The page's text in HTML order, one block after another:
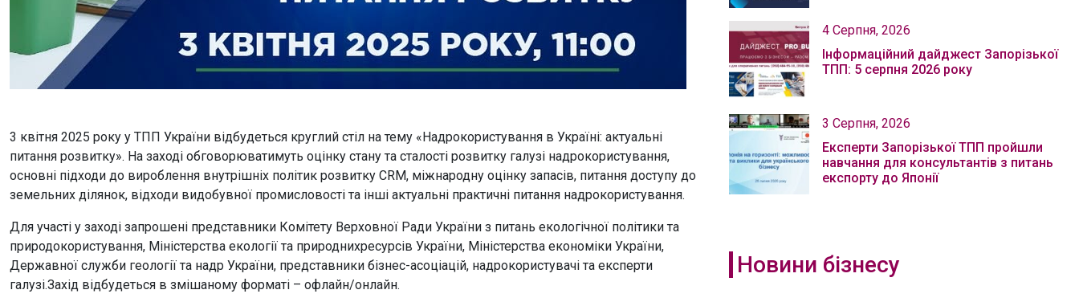
3 квітня 2025 року у ТПП України відбудеться круглий стіл на тему «Надрокористування в Україні: актуальні
питання розвитку». На заході обговорюватимуть оцінку стану та сталості розвитку галузі надрокористування,
основні підходи до вироблення внутрішніх політик розвитку CRM, міжнародну оцінку запасів, питання доступу до
земельних ділянок, відходи видобувної промисловості та інші актуальні практичні питання надрокористування.
Для участі у заході запрошені представники Комітету Верховної Ради України з питань екологічної політики та
природокористування, Міністерства екології та природнихресурсів України, Міністерства економіки України,
Державної служби геології та надр України, представники бізнес-асоціацій, надрокористувачі та експерти
галузі.Захід відбудеться в змішаному форматі – офлайн/онлайн.
4 Серпня, 2026
Інформаційний дайджест Запорізької
ТПП: 5 серпня 2026 року
3 Серпня, 2026
Експерти Запорізької ТПП пройшли
навчання для консультантів з питань
експорту до Японії
Новини бізнесу